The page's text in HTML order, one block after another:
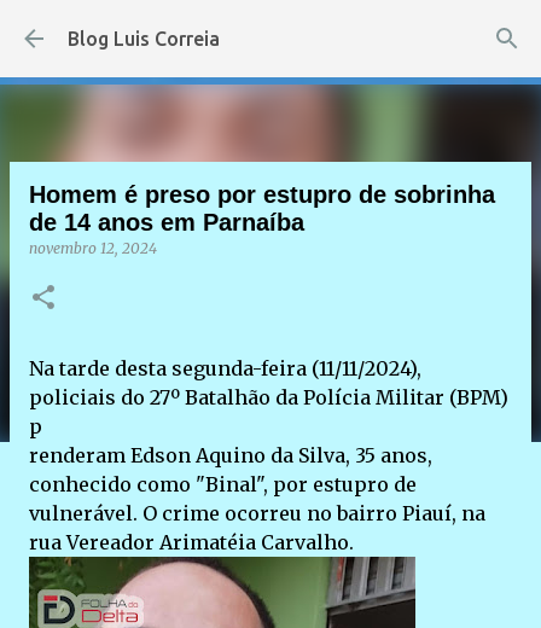
Pular para o conteúdo principal
Blog Luis Correia
Homem é preso por estupro de sobrinha
de 14 anos em Parnaíba
novembro 12, 2024
Na tarde desta segunda-feira (11/11/2024),
policiais do 27º Batalhão da Polícia Militar (BPM)
p
renderam Edson Aquino da Silva, 35 anos,
conhecido como "Binal", por estupro de
vulnerável. O crime ocorreu no bairro Piauí, na
rua Vereador Arimatéia Carvalho.